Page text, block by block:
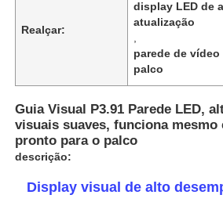
Realçar:
display LED de
atualização
parede de
palco
Guia Visual P3.91 Parede LED,
visuais suaves, funciona mesmo
pronto para o palco
descrição:
Display visual de alto